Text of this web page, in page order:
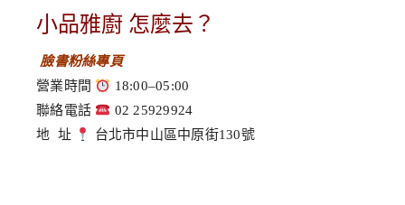
小品雅廚 怎麼去？
臉書粉絲專頁
營業時間
18:00–05:00
聯絡電話
02 25929924
地 址
台北市中山區中原街130號